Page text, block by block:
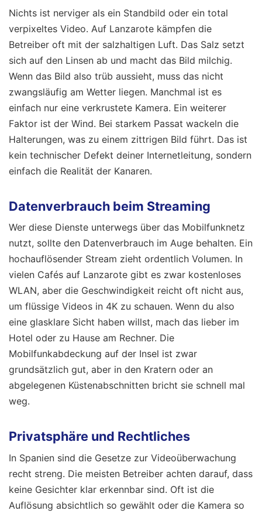
Nichts ist nerviger als ein Standbild oder ein total
verpixeltes Video. Auf Lanzarote kämpfen die
Betreiber oft mit der salzhaltigen Luft. Das Salz setzt
sich auf den Linsen ab und macht das Bild milchig.
Wenn das Bild also trüb aussieht, muss das nicht
zwangsläufig am Wetter liegen. Manchmal ist es
einfach nur eine verkrustete Kamera. Ein weiterer
Faktor ist der Wind. Bei starkem Passat wackeln die
Halterungen, was zu einem zittrigen Bild führt. Das ist
kein technischer Defekt deiner Internetleitung, sondern
einfach die Realität der Kanaren.
Datenverbrauch beim Streaming
Wer diese Dienste unterwegs über das Mobilfunknetz
nutzt, sollte den Datenverbrauch im Auge behalten. Ein
hochauflösender Stream zieht ordentlich Volumen. In
vielen Cafés auf Lanzarote gibt es zwar kostenloses
WLAN, aber die Geschwindigkeit reicht oft nicht aus,
um flüssige Videos in 4K zu schauen. Wenn du also
eine glasklare Sicht haben willst, mach das lieber im
Hotel oder zu Hause am Rechner. Die
Mobilfunkabdeckung auf der Insel ist zwar
grundsätzlich gut, aber in den Kratern oder an
abgelegenen Küstenabschnitten bricht sie schnell mal
weg.
Privatsphäre und Rechtliches
In Spanien sind die Gesetze zur Videoüberwachung
recht streng. Die meisten Betreiber achten darauf, dass
keine Gesichter klar erkennbar sind. Oft ist die
Auflösung absichtlich so gewählt oder die Kamera so